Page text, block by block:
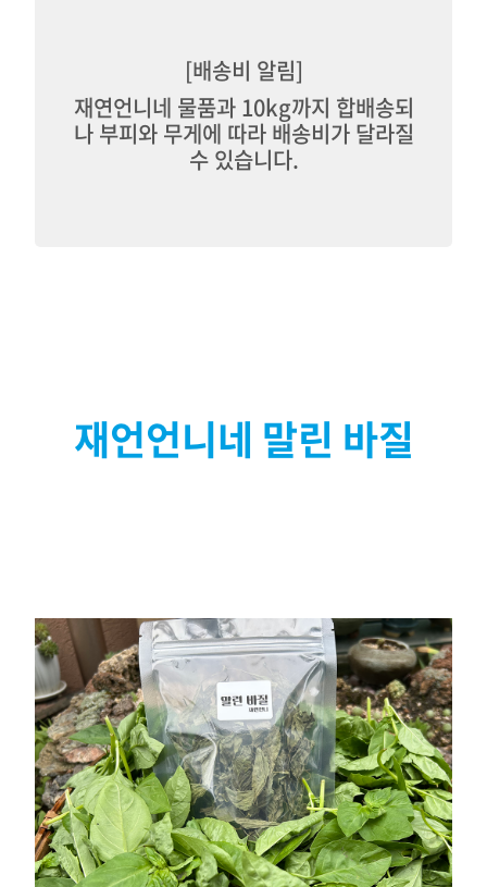
[배송비 알림]
재연언니네 물품과 10kg까지 합배송되
나 부피와 무게에 따라 배송비가 달라질
수 있습니다.
재언언니네 말린 바질